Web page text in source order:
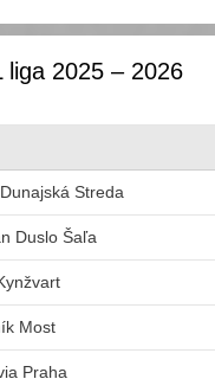
liga 2025 – 2026
Streda
Duslo Šaľa
Most
Praha